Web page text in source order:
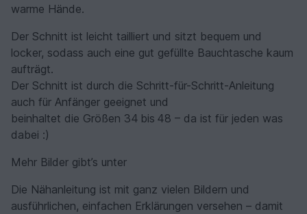
warme Hände.
Der Schnitt ist leicht tailliert und sitzt bequem und
locker, sodass auch eine gut gefüllte Bauchtasche kaum
aufträgt.
Der Schnitt ist durch die Schritt-für-Schritt-Anleitung
auch für Anfänger geeignet und
beinhaltet die Größen 34 bis 48 – da ist für jeden was
dabei :)
Mehr Bilder gibt’s unter
Die Nähanleitung ist mit ganz vielen Bildern und
ausführlichen, einfachen Erklärungen versehen – damit